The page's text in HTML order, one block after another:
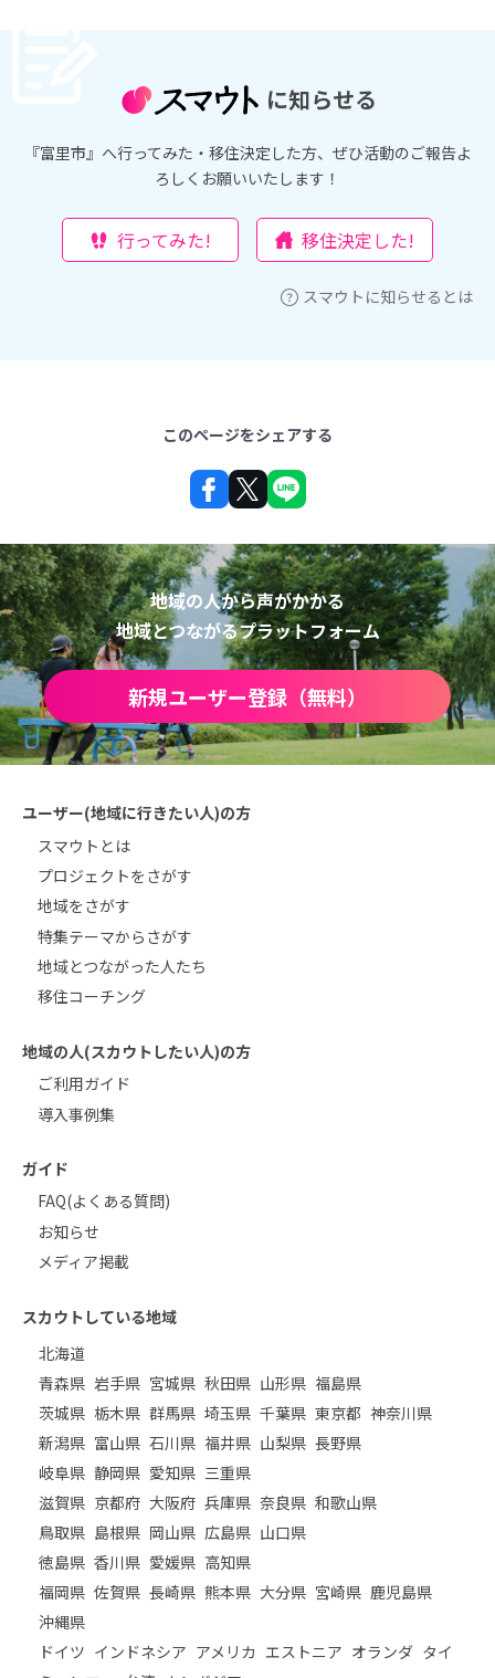
に知らせる
『富里市』へ行ってみた・移住決定した方、ぜひ活動のご報告よ
ろしくお願いいたします！
行ってみた! 移住決定した!
スマウトに知らせるとは
このページをシェアする
地域の人から声がかかる
地域とつながるプラットフォーム
新規ユーザー登録（無料）
ユーザー(地域に行きたい人)の方
スマウトとは
プロジェクトをさがす
地域をさがす
特集テーマからさがす
地域とつながった人たち
移住コーチング
地域の人(スカウトしたい人)の方
ご利用ガイド
導入事例集
ガイド
FAQ(よくある質問)
お知らせ
メディア掲載
スカウトしている地域
北海道
青森県 岩手県 宮城県 秋田県 山形県 福島県
茨城県 栃木県 群馬県 埼玉県 千葉県 東京都 神奈川県
新潟県 富山県 石川県 福井県 山梨県 長野県
岐阜県 静岡県 愛知県 三重県
滋賀県 京都府 大阪府 兵庫県 奈良県 和歌山県
鳥取県 島根県 岡山県 広島県 山口県
徳島県 香川県 愛媛県 高知県
福岡県 佐賀県 長崎県 熊本県 大分県 宮崎県 鹿児島県
沖縄県
ドイツ インドネシア アメリカ エストニア オランダ タイ